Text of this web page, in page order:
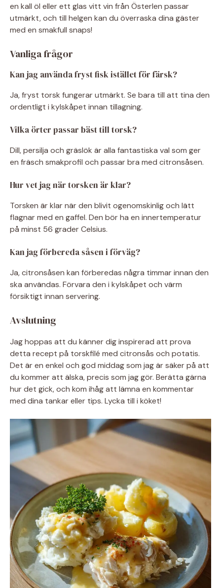
en kall öl eller ett glas vitt vin från Österlen passar
utmärkt, och till helgen kan du överraska dina gäster
med en smakfull snaps!
Vanliga frågor
Kan jag använda fryst fisk istället för färsk?
Ja, fryst torsk fungerar utmärkt. Se bara till att tina den
ordentligt i kylskåpet innan tillagning.
Vilka örter passar bäst till torsk?
Dill, persilja och gräslök är alla fantastiska val som ger
en fräsch smakprofil och passar bra med citronsåsen.
Hur vet jag när torsken är klar?
Torsken är klar när den blivit ogenomskinlig och lätt
flagnar med en gaffel. Den bör ha en innertemperatur
på minst 56 grader Celsius.
Kan jag förbereda såsen i förväg?
Ja, citronsåsen kan förberedas några timmar innan den
ska användas. Förvara den i kylskåpet och värm
försiktigt innan servering.
Avslutning
Jag hoppas att du känner dig inspirerad att prova
detta recept på torskfilé med citronsås och potatis.
Det är en enkel och god middag som jag är säker på att
du kommer att älska, precis som jag gör. Berätta gärna
hur det gick, och kom ihåg att lämna en kommentar
med dina tankar eller tips. Lycka till i köket!